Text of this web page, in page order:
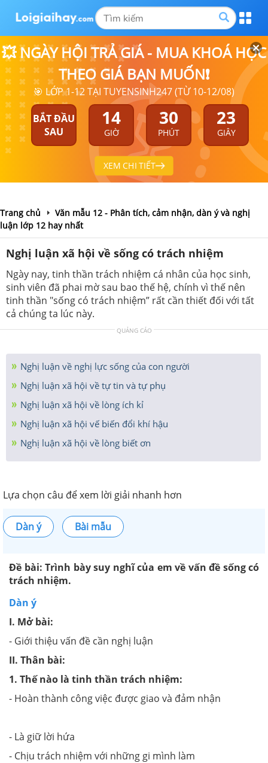
💥 NGÀY HỘI TRẢ GIÁ - MUA KHOÁ HỌC
THEO GIÁ BẠN MUỐN❗
🎯 LỚP 1-12 TẠI TUYENSINH247 (TỪ 10-12/08)
BẮT ĐẦU
SAU
14
GIỜ
30
PHÚT
23
GIÂY
XEM CHI TIẾT
Trang chủ
Văn mẫu 12 - Phân tích, cảm nhận, dàn ý và nghị
luận lớp 12 hay nhất
Nghị luận xã hội về sống có trách nhiệm
Ngày nay, tinh thần trách nhiệm cá nhân của học sinh,
sinh viên đã phai mờ sau bao thế hệ, chính vì thế nên
tinh thần "sống có trách nhiệm” rất cần thiết đối với tất
cả chúng ta lúc này.
QUẢNG CÁO
Nghị luận về nghị lực sống của con người
Nghị luận xã hội về tự tin và tự phụ
Nghị luận xã hội về lòng ích kỉ
Nghị luận xã hội vế biến đổi khí hậu
Nghị luận xã hội về lòng biết ơn
Lựa chọn câu để xem lời giải nhanh hơn
Dàn ý Bài mẫu
Đề bài: Trình bày suy nghĩ của em về vấn đề sống có
trách nhiệm.
Dàn ý
I. Mở bài:
- Giới thiệu vấn đề cần nghị luận
II. Thân bài:
1. Thế nào là tinh thần trách nhiệm:
- Hoàn thành công việc được giao và đảm nhận
- Là giữ lời hứa
- Chịu trách nhiệm với những gi mình làm